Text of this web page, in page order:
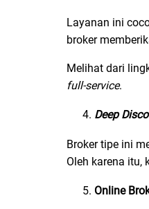
Layanan ini
broker
Melihat dari
full-service.
Deep
Broker tipe ini
Oleh karena itu,
Online